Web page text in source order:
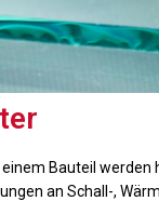
Bauteil werden
an Schall-,